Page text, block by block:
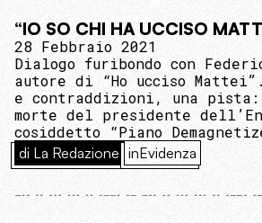
“IO SO CHI HA UCCISO
28 Febbraio 2021
Dialogo furibondo con
autore di “Ho ucciso
e contraddizioni, una
morte del presidente
cosiddetto “Piano
di La Redazione inEvidenza